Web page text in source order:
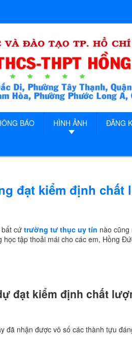
BÁO HÌNH ẢNH ĐĂNG
đạt kiểm định chất
cứ trường tư thục uy tín nào
tập thoải mái cho các em, Hồng
đạt kiểm định chất
đã nhận được vô số các thành tựu